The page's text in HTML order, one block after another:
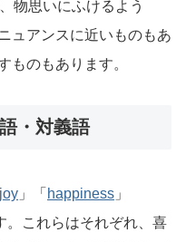
物思いにふけるよう
ュアンスに近いものもあ
ものもあります。
・対義語
joy 」「 happiness 」
。これらはそれぞれ、喜